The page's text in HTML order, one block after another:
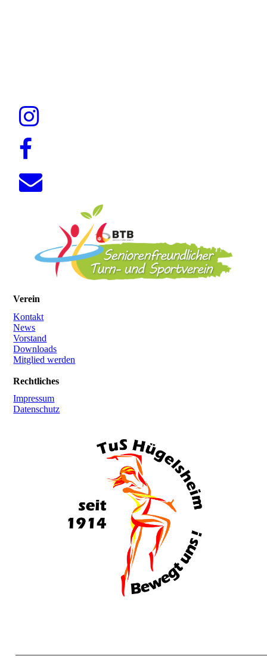
Verein
Kontakt
News
Vorstand
Downloads
Mitglied werden
Rechtliches
Impressum
Datenschutz